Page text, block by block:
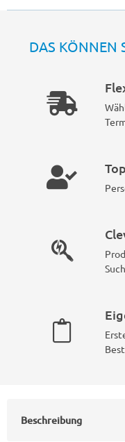
DAS KÖNNEN
Beschreibung